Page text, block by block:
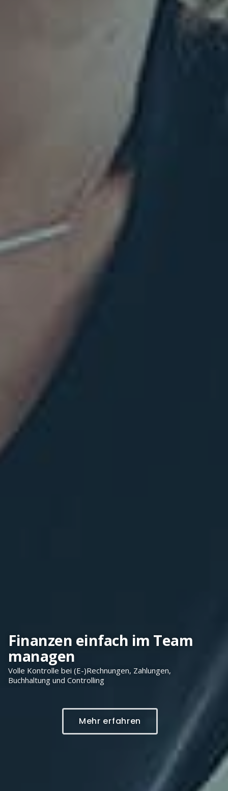
Finanzen einfach im Team
managen
Volle Kontrolle bei (E-)Rechnungen, Zahlungen,
Buchhaltung und Controlling
Mehr erfahren